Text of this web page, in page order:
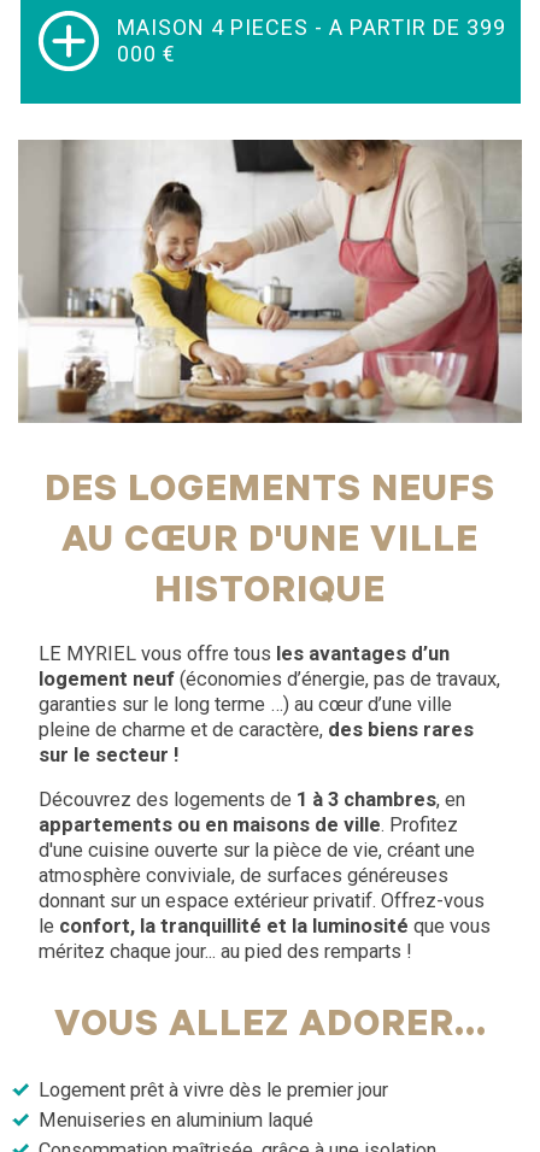
MAISON 4 PIECES - A PARTIR DE 399
000 €
DES LOGEMENTS NEUFS
AU CŒUR D'UNE VILLE
HISTORIQUE
LE MYRIEL vous offre tous les avantages d’un
logement neuf(économies d’énergie, pas de travaux,
garanties sur le long terme …) au cœur d’une ville
pleine de charme et de caractère, des biens rares
sur le secteur !
Découvrez des logements de 1 à 3 chambres, en
appartements ou en maisons de ville. Profitez
d'une cuisine ouverte sur la pièce de vie, créant une
atmosphère conviviale, de surfaces généreuses
donnant sur un espace extérieur privatif. Offrez-vous
le confort, la tranquillité et la luminosité que vous
méritez chaque jour... au pied des remparts !
VOUS ALLEZ ADORER...
Logement prêt à vivre dès le premier jour
Menuiseries en aluminium laqué